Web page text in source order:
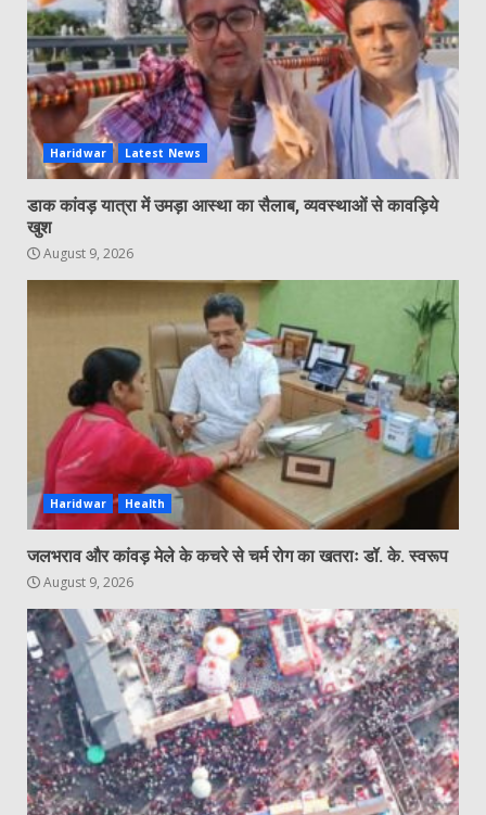
Haridwar Latest News
डाक कांवड़ यात्रा में उमड़ा आस्था का सैलाब, व्यवस्थाओं से कावड़िये
खुश
August 9, 2026
Haridwar Health
जलभराव और कांवड़ मेले के कचरे से चर्म रोग का खतराः डॉ. के. स्वरूप
August 9, 2026